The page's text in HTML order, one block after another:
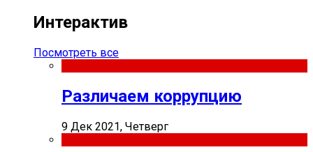
Интерактив
Посмотреть все
Различаем коррупцию
9 Дек 2021, Четверг